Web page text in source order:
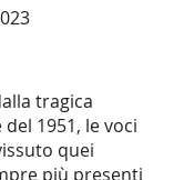
tragica
1951, le voci
quei
più presenti